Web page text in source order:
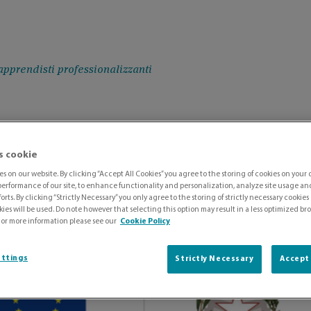
professionalizzanti
- FORMAZIONE
cookie
on our website. By clicking “Accept All Cookies” you agree to the storing of cookies on your
of our site, to enhance functionality and personalization, analyze site usage
By clicking “Strictly Necessary” you only agree to the storing of strictly necessary
will be used. Do note however that selecting this option may result in a less optimized
more information please see our Cookie Policy
Strictly Necessary Accept